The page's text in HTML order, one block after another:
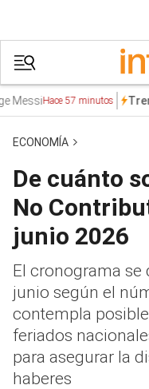
Hace 57 minutos Trends
ECONOMÍA
De cuánto
No
junio 2026
El cronograma se
junio según el
contempla
feriados
para asegurar la
haberes